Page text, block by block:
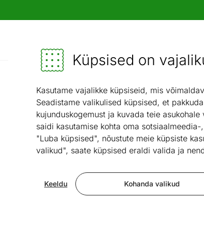
Küpsised on
Kasutame vajalikke küpsiseid, mis
Seadistame valikulised küpsised, et
kujunduskogemust ja kuvada teie
saidi kasutamise kohta oma
"Luba küpsised", nõustute meie küpsiste
valikud", saate küpsised eraldi valida ja
Kohanda valikud
Keeldu
Mööbel ja sisustus - ON24